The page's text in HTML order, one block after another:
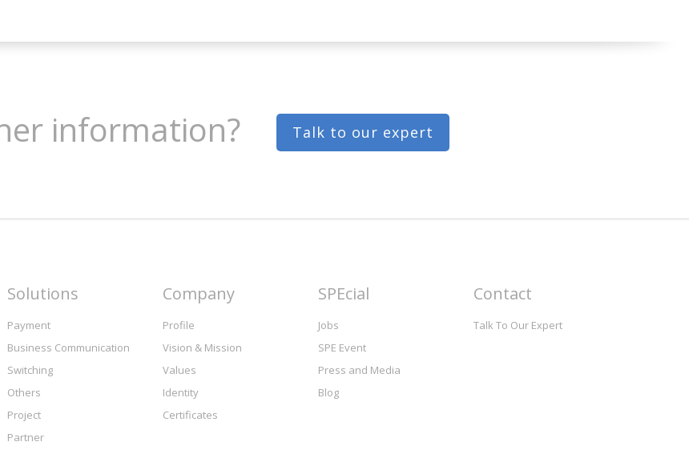
information? Talk to our expert
Solutions
Payment
Business Communication
Switching
Others
Project
Partner
Company
Profile
Vision & Mission
Values
Identity
Certificates
SPEcial
Jobs
SPE Event
Press and Media
Blog
Contact
Talk To Our Expert